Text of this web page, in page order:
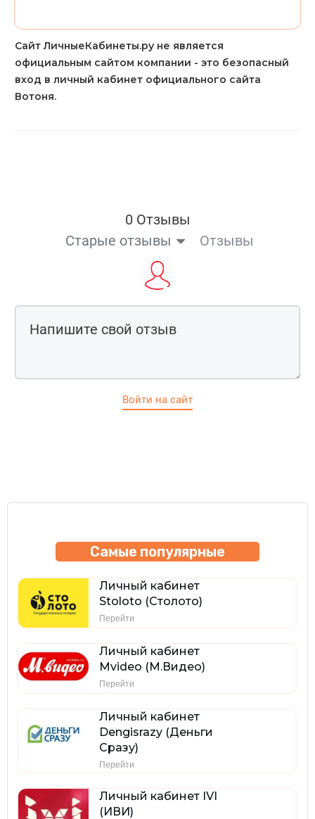
Сайт ЛичныеКабинеты.ру не является
официальным сайтом компании - это безопасный
вход в личный кабинет официального сайта
Вотоня.
0 Отзывы
Старые отзывы
Отзывы
Войти на сайт
Самые популярные
Личный кабинет
Stoloto (Столото)
Перейти
Личный кабинет
Mvideo (М.Видео)
Перейти
Личный кабинет
Dengisrazy (Деньги
Сразу)
Перейти
Личный кабинет IVI
(ИВИ)